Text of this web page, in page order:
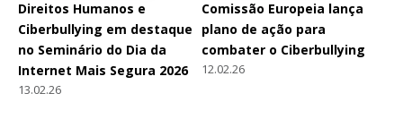
Direitos Humanos e
Ciberbullying em destaque
no Seminário do Dia da
Internet Mais Segura 2026
13.02.26
Comissão Europeia lança
plano de ação para
combater o Ciberbullying
12.02.26